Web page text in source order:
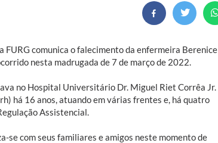
FURG comunica o falecimento da enfermeira Berenice
nesta madrugada de 7 de março de 2022.
no Hospital Universitário Dr. Miguel Riet Corrêa Jr.
há 16 anos, atuando em várias frentes e, há quatro
Assistencial.
se com seus familiares e amigos neste momento de